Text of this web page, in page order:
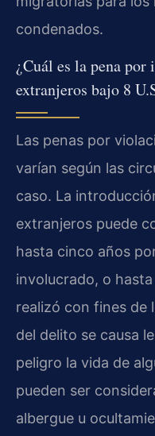
condenados.
¿Cuál es la pena
extranjeros bajo 8
Las penas por
varían según las
caso. La
extranjeros puede
hasta cinco años
involucrado, o
realizó con fines de
del delito se causa
peligro la vida de
pueden ser
albergue u